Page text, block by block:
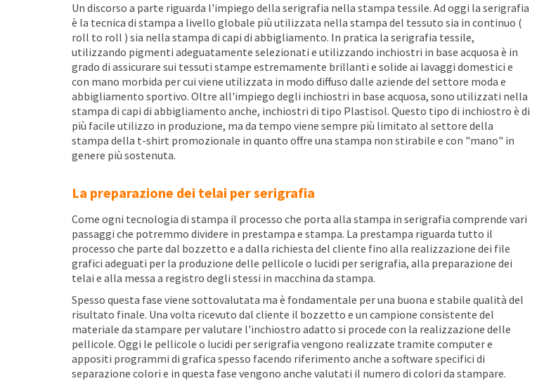
Un discorso a parte riguarda l'impiego della serigrafia nella stampa tessile. Ad oggi la serigrafia
è la tecnica di stampa a livello globale più utilizzata nella stampa del tessuto sia in continuo (
roll to roll ) sia nella stampa di capi di abbigliamento. In pratica la serigrafia tessile,
utilizzando pigmenti adeguatamente selezionati e utilizzando inchiostri in base acquosa è in
grado di assicurare sui tessuti stampe estremamente brillanti e solide ai lavaggi domestici e
con mano morbida per cui viene utilizzata in modo diffuso dalle aziende del settore moda e
abbigliamento sportivo. Oltre all'impiego degli inchiostri in base acquosa, sono utilizzati nella
stampa di capi di abbigliamento anche, inchiostri di tipo Plastisol. Questo tipo di inchiostro è di
più facile utilizzo in produzione, ma da tempo viene sempre più limitato al settore della
stampa della t-shirt promozionale in quanto offre una stampa non stirabile e con "mano" in
genere più sostenuta.
La preparazione dei telai per serigrafia
Come ogni tecnologia di stampa il processo che porta alla stampa in serigrafia comprende vari
passaggi che potremmo dividere in prestampa e stampa. La prestampa riguarda tutto il
processo che parte dal bozzetto e a dalla richiesta del cliente fino alla realizzazione dei file
grafici adeguati per la produzione delle pellicole o lucidi per serigrafia, alla preparazione dei
telai e alla messa a registro degli stessi in macchina da stampa.
Spesso questa fase viene sottovalutata ma è fondamentale per una buona e stabile qualità del
risultato finale. Una volta ricevuto dal cliente il bozzetto e un campione consistente del
materiale da stampare per valutare l'inchiostro adatto si procede con la realizzazione delle
pellicole. Oggi le pellicole o lucidi per serigrafia vengono realizzate tramite computer e
appositi programmi di grafica spesso facendo riferimento anche a software specifici di
separazione colori e in questa fase vengono anche valutati il numero di colori da stampare.